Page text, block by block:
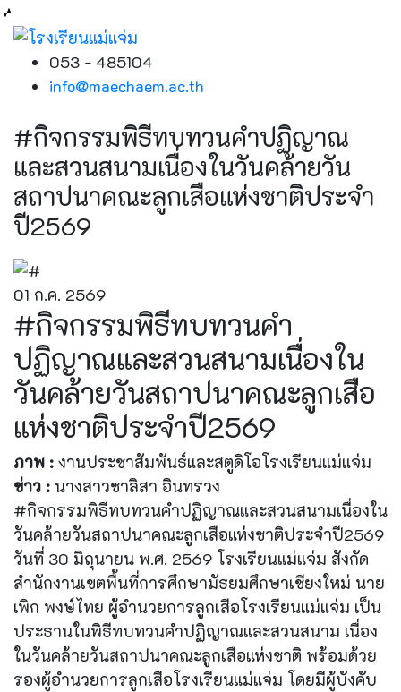
053 - 485104
info@maechaem.ac.th
#กิจกรรมพิธีทบทวนคำปฏิญาณ
และสวนสนามเนื่องในวันคล้ายวัน
สถาปนาคณะลูกเสือแห่งชาติประจำ
ปี2569
01 ก.ค. 2569
#กิจกรรมพิธีทบทวนคำ
ปฏิญาณและสวนสนามเนื่องใน
วันคล้ายวันสถาปนาคณะลูกเสือ
แห่งชาติประจำปี2569
ภาพ : งานประชาสัมพันธ์และสตูดิโอโรงเรียนแม่แจ่ม
ข่าว : นางสาวชาลิสา อินทรวง
#กิจกรรมพิธีทบทวนคำปฏิญาณและสวนสนามเนื่องใน
วันคล้ายวันสถาปนาคณะลูกเสือแห่งชาติประจำปี2569
วันที่ 30 มิถุนายน พ.ศ. 2569 โรงเรียนแม่แจ่ม สังกัด
สำนักงานเขตพื้นที่การศึกษามัธยมศึกษาเชียงใหม่ นาย
เพิก พงษ์ไทย ผู้อำนวยการลูกเสือโรงเรียนแม่แจ่ม เป็น
ประธานในพิธีทบทวนคำปฏิญาณและสวนสนาม เนื่อง
ในวันคล้ายวันสถาปนาคณะลูกเสือแห่งชาติ พร้อมด้วย
รองผู้อำนวยการลูกเสือโรงเรียนแม่แจ่ม โดยมีผู้บังคับ